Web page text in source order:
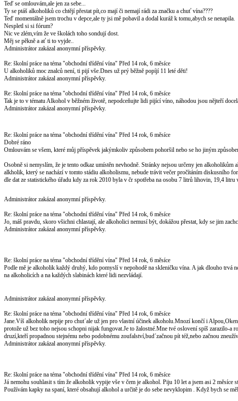
Teď se omlouvám,ale jen za sebe...
Ty se ptáš alkoholiků co chtějí přestat pít,co mají či nemají rádi za značku a chuť vína????
Teď momentálně jsem trochu v depce,ale ty jsi mě pobavil a dodal kuráž k tomu,abych se nenapila.
Nespletl si si fórum?
Nic ve zlém,vím že ve školách toho sondují dost.
Měj se pěkně a ať ti to vyjde..
Administrátor zakázal anonymní příspěvky.
Re: školní práce na téma "obchodní třídění vína" Před 14 rok, 6 měsíce
U alkoholiků moc znalců není, ti pijí vše.Dnes už prý běžně popíjí 11 leté děti!
Administrátor zakázal anonymní příspěvky.
Re: školní práce na téma "obchodní třídění vína" Před 14 rok, 6 měsíce
Tak je to v tématu Alkohol v běžném životě, nepodceňujte lidi pijící víno, náhodou jsou nějteří
Administrátor zakázal anonymní příspěvky.
Re: školní práce na téma "obchodní třídění vína" Před 14 rok, 6 měsíce
Dobré ráno
Omlouvám se všem, které můj příspěvek jakýmkoliv způsobem pohoršil nebo se ho jiným
Osobně si nemyslím, že je tento odkaz umístěn nevhodně. Stránky nejsou určeny jen
alkholik, který se nachází v tomto stádiu alkoholismu, nebude trávit večer pročítáním diskusního
dle dat ze statistického úřadu kdy za rok 2010 byla v čr spotřeba na osobu 7 litrů lihovin, 19,4
Administrátor zakázal anonymní příspěvky.
Re: školní práce na téma "obchodní třídění vína" Před 14 rok, 6 měsíce
Jo, máš pravdu, skoro všichni chlastají, ale alkoholici nemusí být, dokážou přestat, kdy se jim
Administrátor zakázal anonymní příspěvky.
Re: školní práce na téma "obchodní třídění vína" Před 14 rok, 6 měsíce
Podle mě je alkoholik každý druhý, kdo pomyslí v nepohodě na skleničku vína. A jak dlouho trvá
na alkoholicích a na každých slabinách které lidi nezvládají.
Administrátor zakázal anonymní příspěvky.
Re: školní práce na téma "obchodní třídění vína" Před 14 rok, 6 měsíce
Jane.Víš alkoholik nepije pro chut´ale už jen pro vlastní účinek alkoholu.Mnozí končí i
protože už bez toho nejsou schopni nijak fungovat.Je to žalostné.Mne tvé oslovení spíš zarazilo-
druzí,kteří propadnou stejnému nebo podobnému zoufalství,bud´začnou pít též,nebo začnou
Administrátor zakázal anonymní příspěvky.
Re: školní práce na téma "obchodní třídění vína" Před 14 rok, 6 měsíce
Já nemohu souhlasit s tím že alkoholik vypije vše v čem je alkohol. Piju 10 let a jsem asi 2
Používám kapky na spaní, které obsahují alkohol a určitě je do sebe nevyklopim . Když bych se